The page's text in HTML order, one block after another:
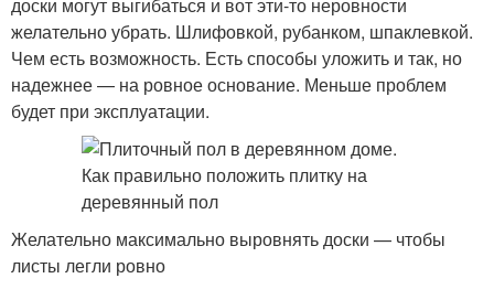
желательно убрать. Шлифовкой, рубанком, шпаклевкой.
Чем есть возможность. Есть способы уложить и так, но
надежнее — на ровное основание. Меньше проблем
будет при эксплуатации.
Желательно максимально выровнять доски — чтобы
листы легли ровно